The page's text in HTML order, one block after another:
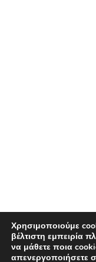
Χρησιμοποιούμε
βέλτιστη εμπειρία
να μάθετε ποια
απενεργοποιήσετε